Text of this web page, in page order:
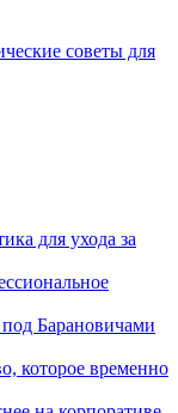
советы для
для ухода за
под Барановичами
которое временно